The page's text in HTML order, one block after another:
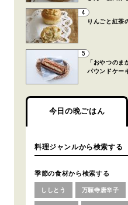
4
りんごと紅茶
5
「おやつの
パウンドケー
今日の晩ごはん
季節の食材から検索する
ししとう 万願寺唐辛子